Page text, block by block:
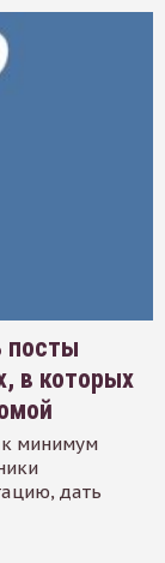
посты
в которых
минимум
дать